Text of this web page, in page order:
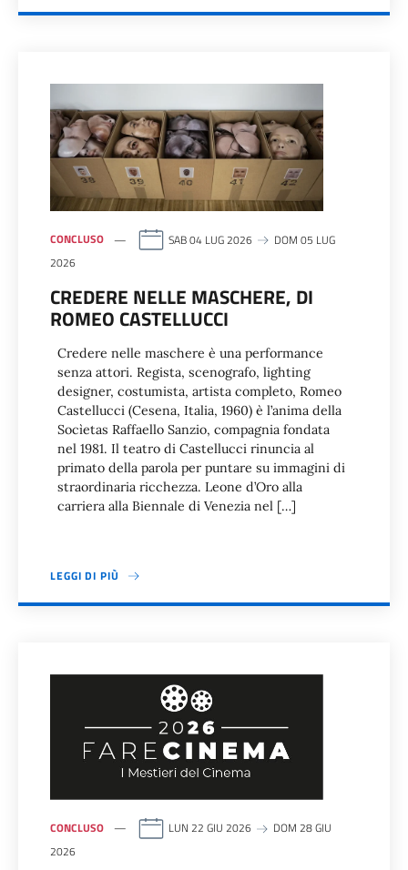
CONCLUSO SAB 04 LUG 2026
DOM 05 LUG
2026
CREDERE NELLE MASCHERE, DI
ROMEO CASTELLUCCI
Credere nelle maschere è una performance
senza attori. Regista, scenografo, lighting
designer, costumista, artista completo, Romeo
Castellucci (Cesena, Italia, 1960) è l’anima della
Socìetas Raffaello Sanzio, compagnia fondata
nel 1981. Il teatro di Castellucci rinuncia al
primato della parola per puntare su immagini di
straordinaria ricchezza. Leone d’Oro alla
carriera alla Biennale di Venezia nel […]
LEGGI DI PIÙ
CONCLUSO LUN 22 GIU 2026
DOM 28 GIU
2026